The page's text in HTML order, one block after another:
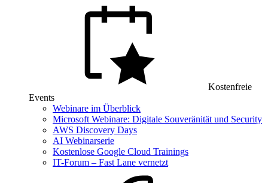
Kostenfreie
Events
Webinare im Überblick
Microsoft Webinare: Digitale Souveränität und Security
AWS Discovery Days
AI Webinarserie
Kostenlose Google Cloud Trainings
IT-Forum – Fast Lane vernetzt